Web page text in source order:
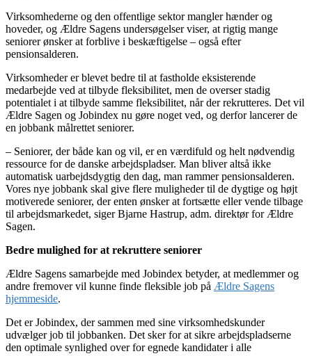
Virksomhederne og den offentlige sektor mangler hænder og
hoveder, og Ældre Sagens undersøgelser viser, at rigtig mange
seniorer ønsker at forblive i beskæftigelse – også efter
pensionsalderen.
Virksomheder er blevet bedre til at fastholde eksisterende
medarbejde ved at tilbyde fleksibilitet, men de overser stadig
potentialet i at tilbyde samme fleksibilitet, når der rekrutteres. Det vil
Ældre Sagen og Jobindex nu gøre noget ved, og derfor lancerer de
en jobbank målrettet seniorer.
– Seniorer, der både kan og vil, er en værdifuld og helt nødvendig
ressource for de danske arbejdspladser. Man bliver altså ikke
automatisk uarbejdsdygtig den dag, man rammer pensionsalderen.
Vores nye jobbank skal give flere muligheder til de dygtige og højt
motiverede seniorer, der enten ønsker at fortsætte eller vende tilbage
til arbejdsmarkedet, siger Bjarne Hastrup, adm. direktør for Ældre
Sagen.
Bedre mulighed for at rekruttere seniorer
Ældre Sagens samarbejde med Jobindex betyder, at medlemmer og
andre fremover vil kunne finde fleksible job på Ældre Sagens
hjemmeside.
Det er Jobindex, der sammen med sine virksomhedskunder
udvælger job til jobbanken. Det sker for at sikre arbejdspladserne
den optimale synlighed over for egnede kandidater i alle